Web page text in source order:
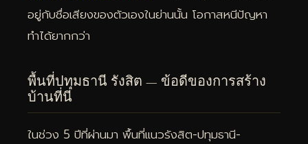
อยู่กับชื่อเสียงของตัวเองในย่านนั้น โอกาสหนีปัญหา
ทำได้ยากกว่า
พื้นที่ปทุมธานี รังสิต — ข้อดีของการสร้าง
บ้านที่นี่
ในช่วง 5 ปีที่ผ่านมา พื้นที่แนวรังสิต-ปทุมธานี-